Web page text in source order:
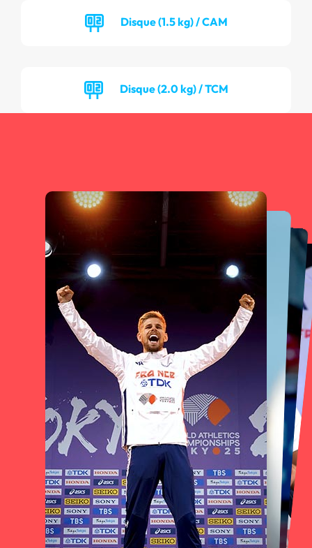
Disque (1.5 kg) / CAM
Disque (2.0 kg) / TCM